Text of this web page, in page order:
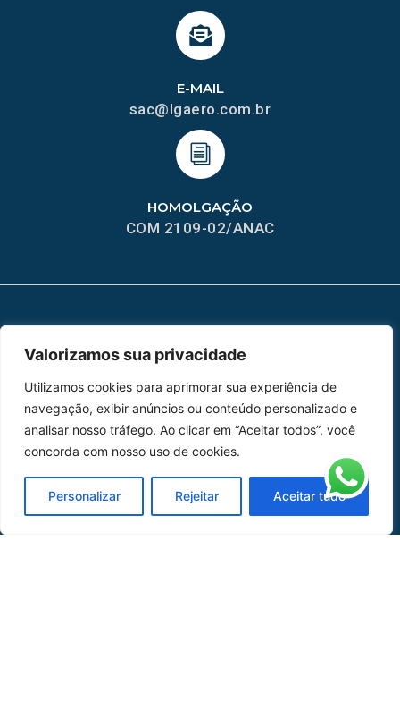
Valorizamos sua privacidade
Utilizamos cookies para aprimorar sua experiência de
navegação, exibir anúncios ou conteúdo personalizado e
analisar nosso tráfego. Ao clicar em “Aceitar todos”, você
concorda com nosso uso de cookies.
Personalizar Rejeitar Aceitar tudo
HOMOLGAÇÃO
COM 2109-02/ANAC
E-MAIL
sac@lgaero.com.br
Peças
Catálogo de Aplicações
Oficina de Mangueiras